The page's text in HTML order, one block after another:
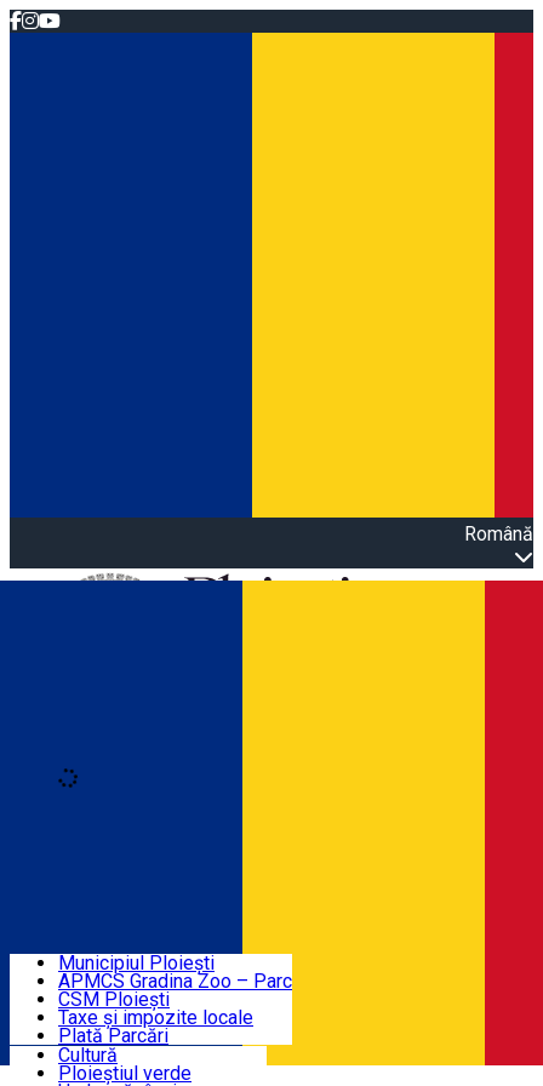
Română
Agenda evenimentelor
Știri Primărie
Turist în Ploiești
Contact
Municipiul Ploiești
APMCS Gradina Zoo – Parc
CSM Ploiești
Taxe și impozite locale
Plată Parcări
Cultură
Ploieștiul verde